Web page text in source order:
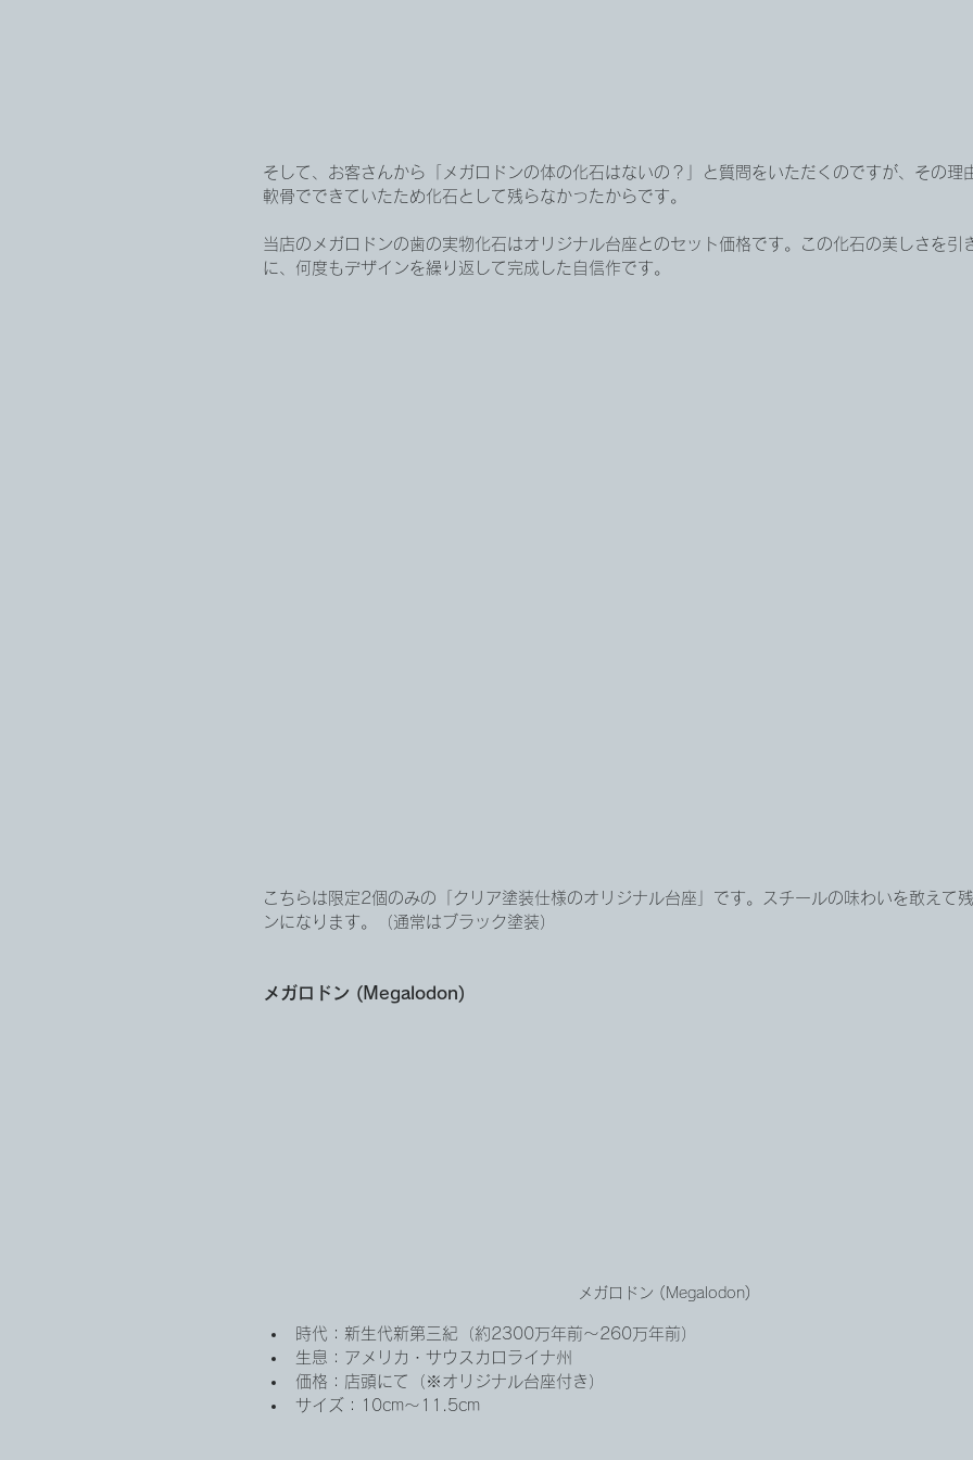
そして、お客さんから「メガロドンの体の化石はないの？」と質問をいただくのですが、その理
軟骨でできていたため化石として残らなかったからです。
当店のメガロドンの歯の実物化石はオリジナル台座とのセット価格です。この化石の美しさを引
に、何度もデザインを繰り返して完成した自信作です。
こちらは限定2個のみの「クリア塗装仕様のオリジナル台座」です。スチールの味わいを敢えて
ンになります。（通常はブラック塗装）
メガロドン (Megalodon)
メガロドン (Megalodon)
時代：新生代新第三紀（約2300万年前～260万年前）
生息：アメリカ・サウスカロライナ州
価格：店頭にて（※オリジナル台座付き）
サイズ：10cm〜11.5cm